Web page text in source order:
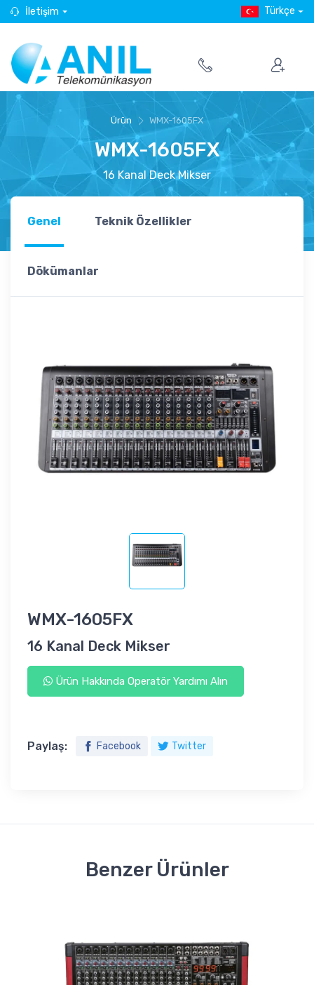
İletişim Türkçe
Ürün WMX-1605FX
WMX-1605FX
16 Kanal Deck Mikser
Genel Teknik Özellikler
Dökümanlar
WMX-1605FX
16 Kanal Deck Mikser
Ürün Hakkında Operatör Yardımı Alın
Paylaş: Facebook Twitter
Benzer Ürünler